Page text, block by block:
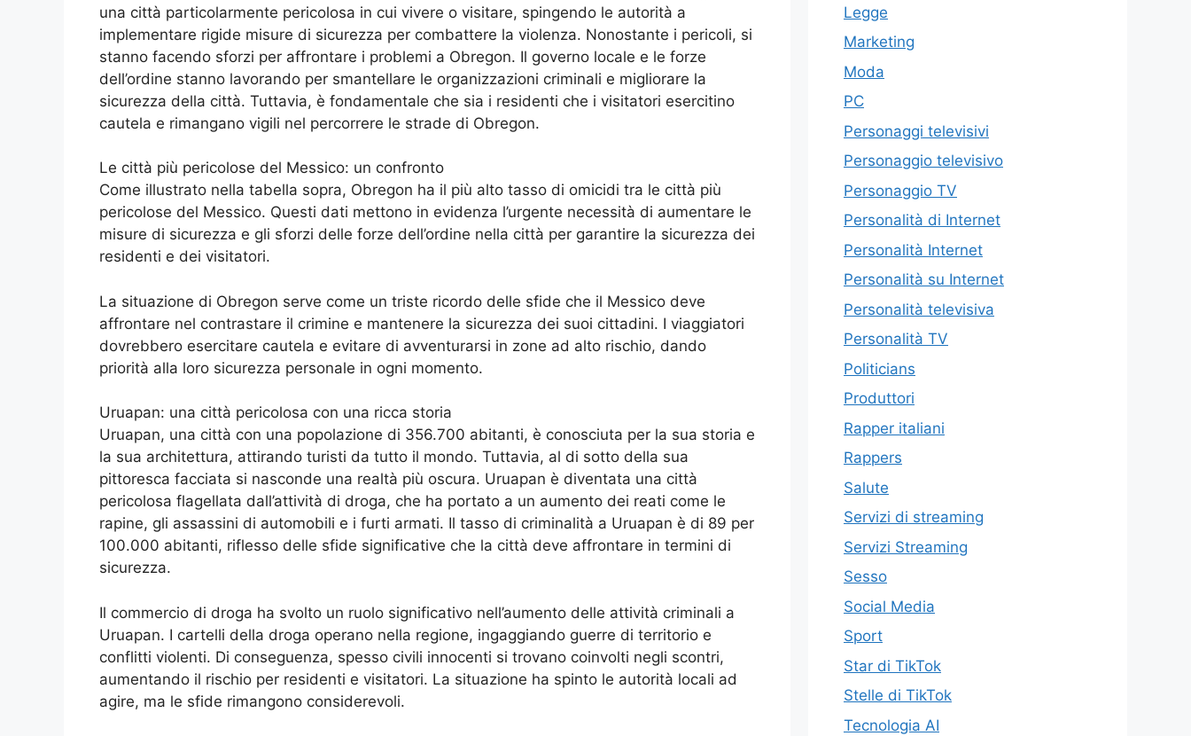
una città particolarmente pericolosa in cui vivere o visitare, spingendo le autorità a
implementare rigide misure di sicurezza per combattere la violenza. Nonostante i pericoli, si
stanno facendo sforzi per affrontare i problemi a Obregon. Il governo locale e le forze
dell’ordine stanno lavorando per smantellare le organizzazioni criminali e migliorare la
sicurezza della città. Tuttavia, è fondamentale che sia i residenti che i visitatori esercitino
cautela e rimangano vigili nel percorrere le strade di Obregon.
Le città più pericolose del Messico: un confronto
Come illustrato nella tabella sopra, Obregon ha il più alto tasso di omicidi tra le città più
pericolose del Messico. Questi dati mettono in evidenza l’urgente necessità di aumentare le
misure di sicurezza e gli sforzi delle forze dell’ordine nella città per garantire la sicurezza dei
residenti e dei visitatori.
La situazione di Obregon serve come un triste ricordo delle sfide che il Messico deve
affrontare nel contrastare il crimine e mantenere la sicurezza dei suoi cittadini. I viaggiatori
dovrebbero esercitare cautela e evitare di avventurarsi in zone ad alto rischio, dando
priorità alla loro sicurezza personale in ogni momento.
Uruapan: una città pericolosa con una ricca storia
Uruapan, una città con una popolazione di 356.700 abitanti, è conosciuta per la sua storia e
la sua architettura, attirando turisti da tutto il mondo. Tuttavia, al di sotto della sua
pittoresca facciata si nasconde una realtà più oscura. Uruapan è diventata una città
pericolosa flagellata dall’attività di droga, che ha portato a un aumento dei reati come le
rapine, gli assassini di automobili e i furti armati. Il tasso di criminalità a Uruapan è di 89 per
100.000 abitanti, riflesso delle sfide significative che la città deve affrontare in termini di
sicurezza.
Il commercio di droga ha svolto un ruolo significativo nell’aumento delle attività criminali a
Uruapan. I cartelli della droga operano nella regione, ingaggiando guerre di territorio e
conflitti violenti. Di conseguenza, spesso civili innocenti si trovano coinvolti negli scontri,
aumentando il rischio per residenti e visitatori. La situazione ha spinto le autorità locali ad
agire, ma le sfide rimangono considerevoli.
Legge
Marketing
Moda
PC
Personaggi televisivi
Personaggio televisivo
Personaggio TV
Personalità di Internet
Personalità Internet
Personalità su Internet
Personalità televisiva
Personalità TV
Politicians
Produttori
Rapper italiani
Rappers
Salute
Servizi di streaming
Servizi Streaming
Sesso
Social Media
Sport
Star di TikTok
Stelle di TikTok
Tecnologia AI